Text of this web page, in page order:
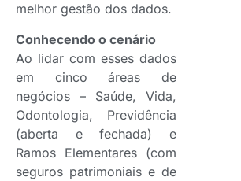
melhor gestão dos dados.
Conhecendo o cenário
Ao lidar com esses dados
em cinco áreas de
negócios – Saúde, Vida,
Odontologia, Previdência
(aberta e fechada) e
Ramos Elementares (com
seguros patrimoniais e de